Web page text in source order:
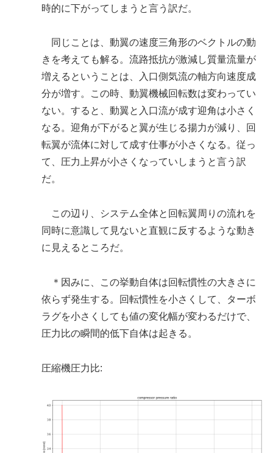
時的に下がってしまうと言う訳だ。
同じことは、動翼の速度三角形のベクトルの動
きを考えても解る。流路抵抗が激減し質量流量が
増えるということは、入口側気流の軸方向速度成
分が増す。この時、動翼機械回転数は変わってい
ない。すると、動翼と入口流が成す迎角は小さく
なる。迎角が下がると翼が生じる揚力が減り、回
転翼が流体に対して成す仕事が小さくなる。従っ
て、圧力上昇が小さくなっていしまうと言う訳
だ。
この辺り、システム全体と回転翼周りの流れを
同時に意識して見ないと直観に反するような動き
に見えるところだ。
＊因みに、この挙動自体は回転慣性の大きさに
依らず発生する。回転慣性を小さくして、ターボ
ラグを小さくしても値の変化幅が変わるだけで、
圧力比の瞬間的低下自体は起きる。
圧縮機圧力比: